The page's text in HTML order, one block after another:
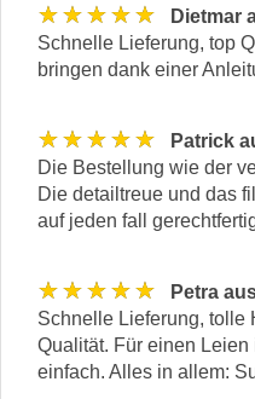
★★★★★
Dietmar
Schnelle Lieferung, top
bringen dank einer
★★★★★
Patrick
Die Bestellung wie der
Die detailtreue und das
auf jeden fall
★★★★★
Petra
Schnelle Lieferung, tolle
Qualität. Für einen
einfach. Alles in allem: